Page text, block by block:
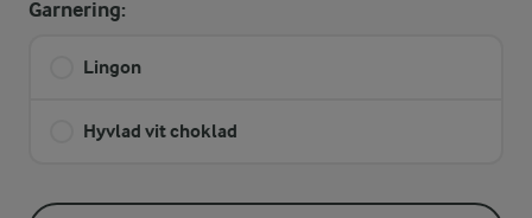
Garnering:
Lingon
Hyvlad vit choklad